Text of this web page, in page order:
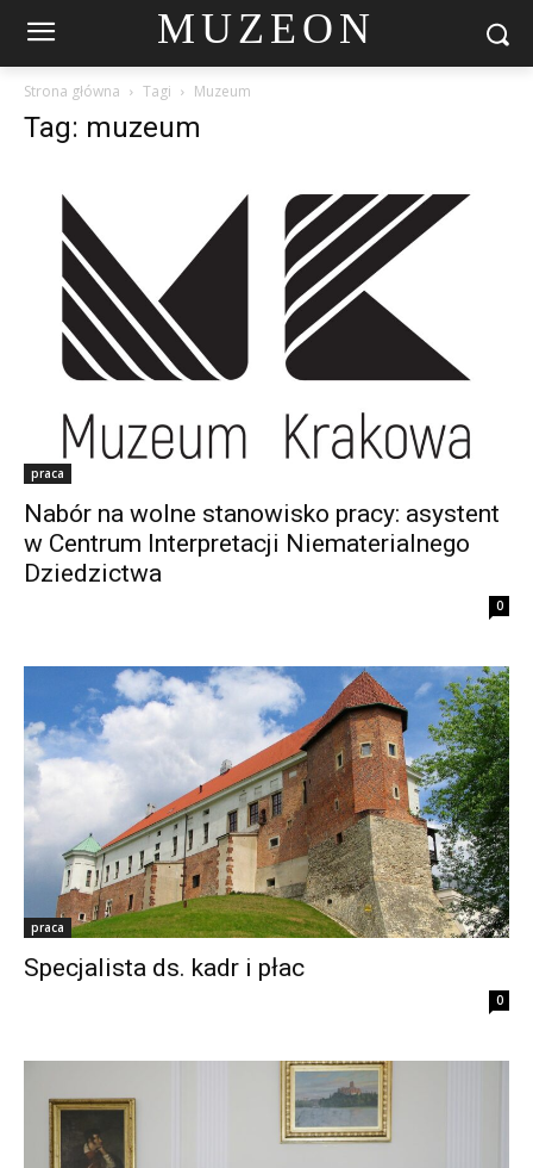
MUZEON
Strona główna Tagi Muzeum
Tag: muzeum
praca
Nabór na wolne stanowisko pracy: asystent
w Centrum Interpretacji Niematerialnego
Dziedzictwa
0
praca
Specjalista ds. kadr i płac
0